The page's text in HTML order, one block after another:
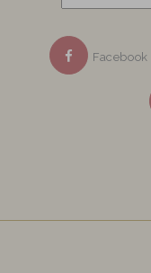
Facebook